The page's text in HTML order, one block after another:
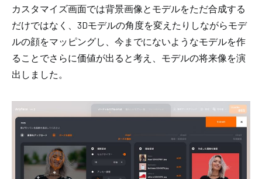
カスタマイズ画面では背景画像とモデルをただ合成する
だけではなく、3Dモデルの角度を変えたりしながらモデ
ルの顔をマッピングし、今までにないようなモデルを作
ることでさらに価値が出ると考え、モデルの将来像を演
出しました。